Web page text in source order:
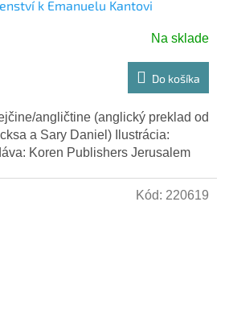
k Emanuelu Kantovi
Na sklade
Do košíka
angličtine (anglický preklad od
a Sary Daniel) Ilustrácia:
Koren Publishers Jerusalem
Kód: 220619